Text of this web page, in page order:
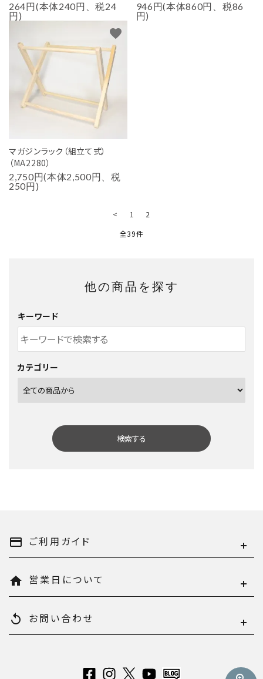
264円(本体240円、税24
円)
946円(本体860円、税86
円)
マガジンラック（組立て式）
（MA2280）
2,750円(本体2,500円、税
250円)
favorite
< 1
2
全39件
他の商品を探す
キーワード
カテゴリー
検索する
キーワード
payment ご利用ガイド
home 営業日について
replay お問い合わせ